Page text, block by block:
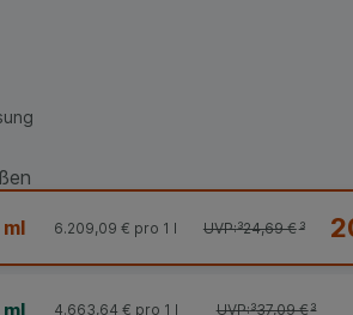
ml UVP:³24,69 €³
6.209,09 € pro 1 l
UVP:³37,09 €³
4.663,64 € pro 1 l